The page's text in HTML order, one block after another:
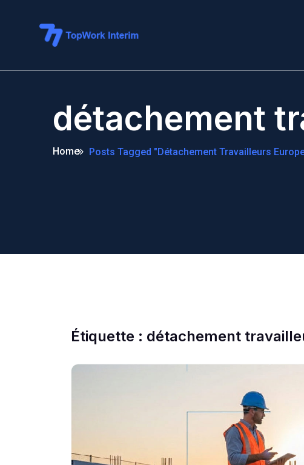
détachement
Home Posts Tagged "détachement Travailleurs
Étiquette : détachement